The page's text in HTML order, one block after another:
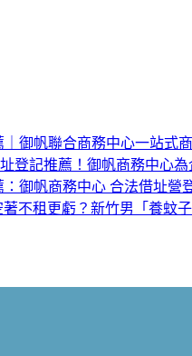
御帆聯合商務中心一站式
登記推薦！御帆商務中心
御帆商務中心 合法借址營
不租更虧？新竹男「養蚊